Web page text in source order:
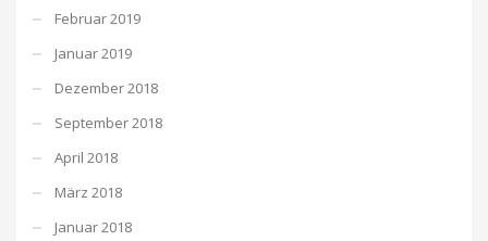
Februar 2019
Januar 2019
Dezember 2018
September 2018
April 2018
März 2018
Januar 2018